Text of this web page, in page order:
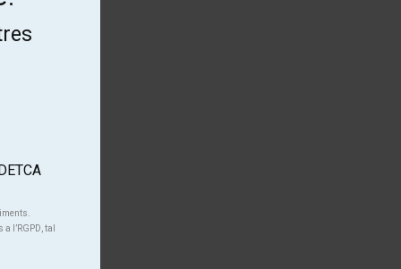
l’RGPD, tal